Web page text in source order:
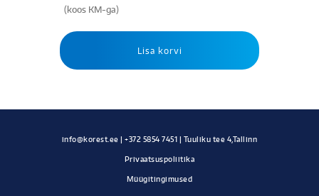
(koos KM-ga)
Lisa korvi
Privaatsuspoliitika
Müügitingimused